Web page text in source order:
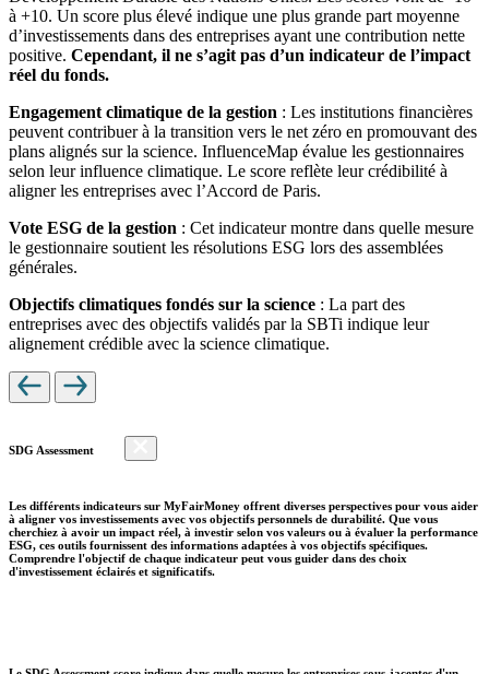
à +10. Un score plus élevé indique une plus grande part moyenne
d’investissements dans des entreprises ayant une contribution nette
positive. Cependant, il ne s’agit pas d’un indicateur de l’impact
réel du fonds.
Engagement climatique de la gestion : Les institutions financières
peuvent contribuer à la transition vers le net zéro en promouvant des
plans alignés sur la science. InfluenceMap évalue les gestionnaires
selon leur influence climatique. Le score reflète leur crédibilité à
aligner les entreprises avec l’Accord de Paris.
Vote ESG de la gestion : Cet indicateur montre dans quelle mesure
le gestionnaire soutient les résolutions ESG lors des assemblées
générales.
Objectifs climatiques fondés sur la science : La part des
entreprises avec des objectifs validés par la SBTi indique leur
alignement crédible avec la science climatique.
SDG Assessment
Les différents indicateurs sur MyFairMoney offrent diverses perspectives pour vous aider
à aligner vos investissements avec vos objectifs personnels de durabilité. Que vous
cherchiez à avoir un impact réel, à investir selon vos valeurs ou à évaluer la performance
ESG, ces outils fournissent des informations adaptées à vos objectifs spécifiques.
Comprendre l'objectif de chaque indicateur peut vous guider dans des choix
d'investissement éclairés et significatifs.